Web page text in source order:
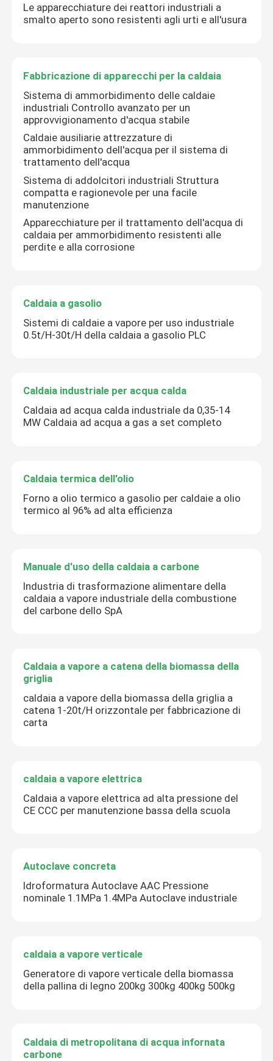
Le apparecchiature dei reattori industriali a
smalto aperto sono resistenti agli urti e all'usura
Fabbricazione di apparecchi per la caldaia
Sistema di ammorbidimento delle caldaie
industriali Controllo avanzato per un
approvvigionamento d'acqua stabile
Caldaie ausiliarie attrezzature di
ammorbidimento dell'acqua per il sistema di
trattamento dell'acqua
Sistema di addolcitori industriali Struttura
compatta e ragionevole per una facile
manutenzione
Apparecchiature per il trattamento dell'acqua di
caldaia per ammorbidimento resistenti alle
perdite e alla corrosione
Caldaia a gasolio
Sistemi di caldaie a vapore per uso industriale
0.5t/H-30t/H della caldaia a gasolio PLC
Caldaia industriale per acqua calda
Caldaia ad acqua calda industriale da 0,35-14
MW Caldaia ad acqua a gas a set completo
Caldaia termica dell'olio
Forno a olio termico a gasolio per caldaie a olio
termico al 96% ad alta efficienza
Manuale d'uso della caldaia a carbone
Industria di trasformazione alimentare della
caldaia a vapore industriale della combustione
del carbone dello SpA
Caldaia a vapore a catena della biomassa della
griglia
caldaia a vapore della biomassa della griglia a
catena 1-20t/H orizzontale per fabbricazione di
carta
caldaia a vapore elettrica
Caldaia a vapore elettrica ad alta pressione del
CE CCC per manutenzione bassa della scuola
Autoclave concreta
Idroformatura Autoclave AAC Pressione
nominale 1.1MPa 1.4MPa Autoclave industriale
caldaia a vapore verticale
Generatore di vapore verticale della biomassa
della pallina di legno 200kg 300kg 400kg 500kg
Caldaia di metropolitana di acqua infornata
carbone